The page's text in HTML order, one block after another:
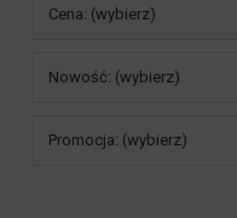
Cena: (wybierz)
Nowość: (wybierz)
Promocja: (wybierz)